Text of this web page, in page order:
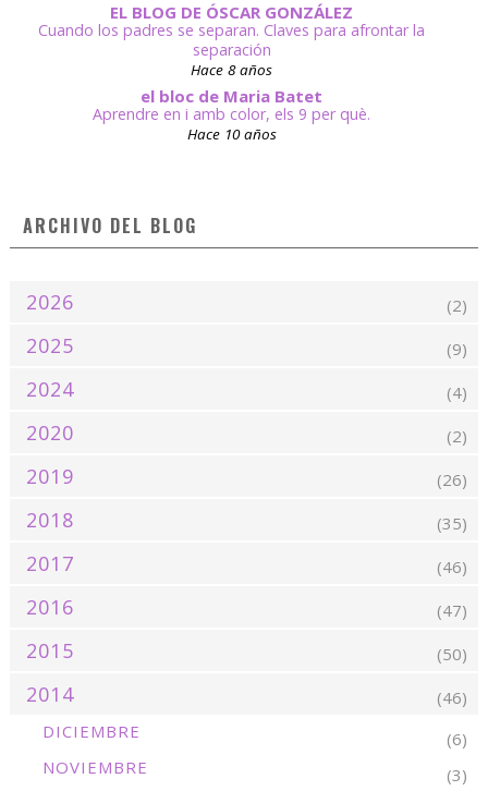
EL BLOG DE ÓSCAR GONZÁLEZ
Cuando los padres se separan. Claves para afrontar la
separación
Hace 8 años
el bloc de Maria Batet
Aprendre en i amb color, els 9 per què.
Hace 10 años
ARCHIVO DEL BLOG
2026 (2)
2025 (9)
2024 (4)
2020 (2)
2019 (26)
2018 (35)
2017 (46)
2016 (47)
2015 (50)
2014
(46)
DICIEMBRE
(6)
NOVIEMBRE
(3)